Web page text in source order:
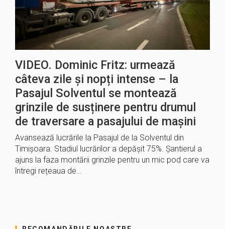
VIDEO. Dominic Fritz: urmează
câteva zile și nopți intense – la
Pasajul Solventul se montează
grinzile de susținere pentru drumul
de traversare a pasajului de mașini
Avansează lucrările la Pasajul de la Solventul din
Timișoara. Stadiul lucrărilor a depășit 75%. Șantierul a
ajuns la faza montării grinzile pentru un mic pod care va
întregi rețeaua de…